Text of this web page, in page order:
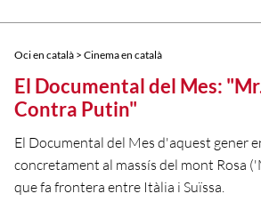
Oci en català > Cinema en català
El Documental del Mes:
Contra Putin"
El Documental del Mes d'aquest gener
concretament al massís del mont Rosa
que fa frontera entre Itàlia i Suïssa.